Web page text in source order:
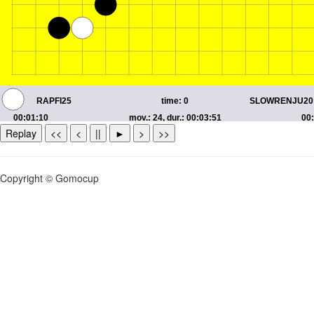
Replay << < || ► > >>
Copyright © Gomocup